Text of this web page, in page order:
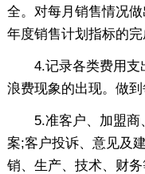
全。对每月销售情况
年度销售计划指标的完
4.记录各类费用支
浪费现象的出现。做到
5.准客户、加盟商
案;客户投诉、意见及
销、生产、技术、财